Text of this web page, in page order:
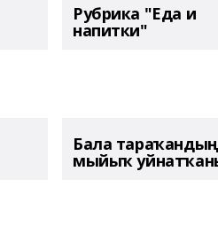
Рубрика "Еда и
напитки"
Бала тараҡандың
мыйыҡ